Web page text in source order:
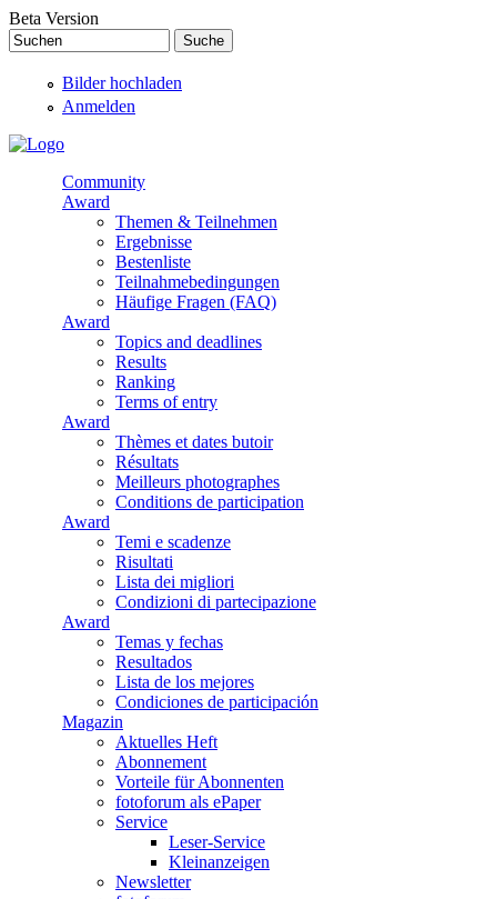
Direkt zum Inhalt
Beta Version
Suchen
Bilder hochladen
Anmelden
Community
Award
Themen & Teilnehmen
Ergebnisse
Bestenliste
Teilnahmebedingungen
Häufige Fragen (FAQ)
Award
Topics and deadlines
Results
Ranking
Terms of entry
Award
Thèmes et dates butoir
Résultats
Meilleurs photographes
Conditions de participation
Award
Temi e scadenze
Risultati
Lista dei migliori
Condizioni di partecipazione
Award
Temas y fechas
Resultados
Lista de los mejores
Condiciones de participación
Magazin
Aktuelles Heft
Abonnement
Vorteile für Abonnenten
fotoforum als ePaper
Service
Leser-Service
Kleinanzeigen
Newsletter